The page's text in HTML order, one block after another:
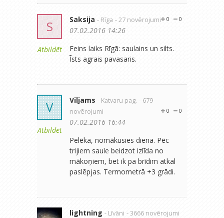
S
Atbildēt
Saksija - Rīga - 27 novērojumi 0
0
07.02.2016 14:26
Feins laiks Rīgā: saulains un silts.
Īsts agrais pavasaris.
V
Atbildēt
Viljams - Katvaru pag. - 679
novērojumi
0
0
07.02.2016 16:44
Pelēka, nomākusies diena. Pēc
trijiem saule beidzot izlīda no
mākoņiem, bet ik pa brīdim atkal
paslēpjas. Termometrā +3 grādi.
lightning - Līvāni - 3666 novērojumi